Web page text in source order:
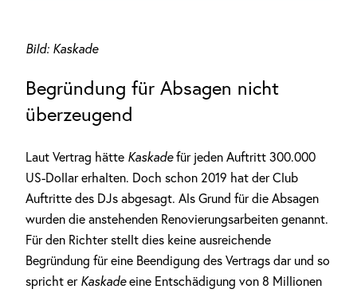
Bild: Kaskade
Begründung für Absagen nicht
überzeugend
Laut Vertrag hätte Kaskadefür jeden Auftritt 300.000
US-Dollar erhalten. Doch schon 2019 hat der Club
Auftritte des DJs abgesagt. Als Grund für die Absagen
wurden die anstehenden Renovierungsarbeiten genannt.
Für den Richter stellt dies keine ausreichende
Begründung für eine Beendigung des Vertrags dar und so
spricht er Kaskadeeine Entschädigung von 8 Millionen